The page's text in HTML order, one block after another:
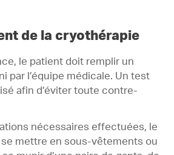
de la cryothérapie
le patient doit remplir un
par l’équipe médicale. Un test
afin d’éviter toute contre-
nécessaires effectuées, le
mettre en sous-vêtements ou